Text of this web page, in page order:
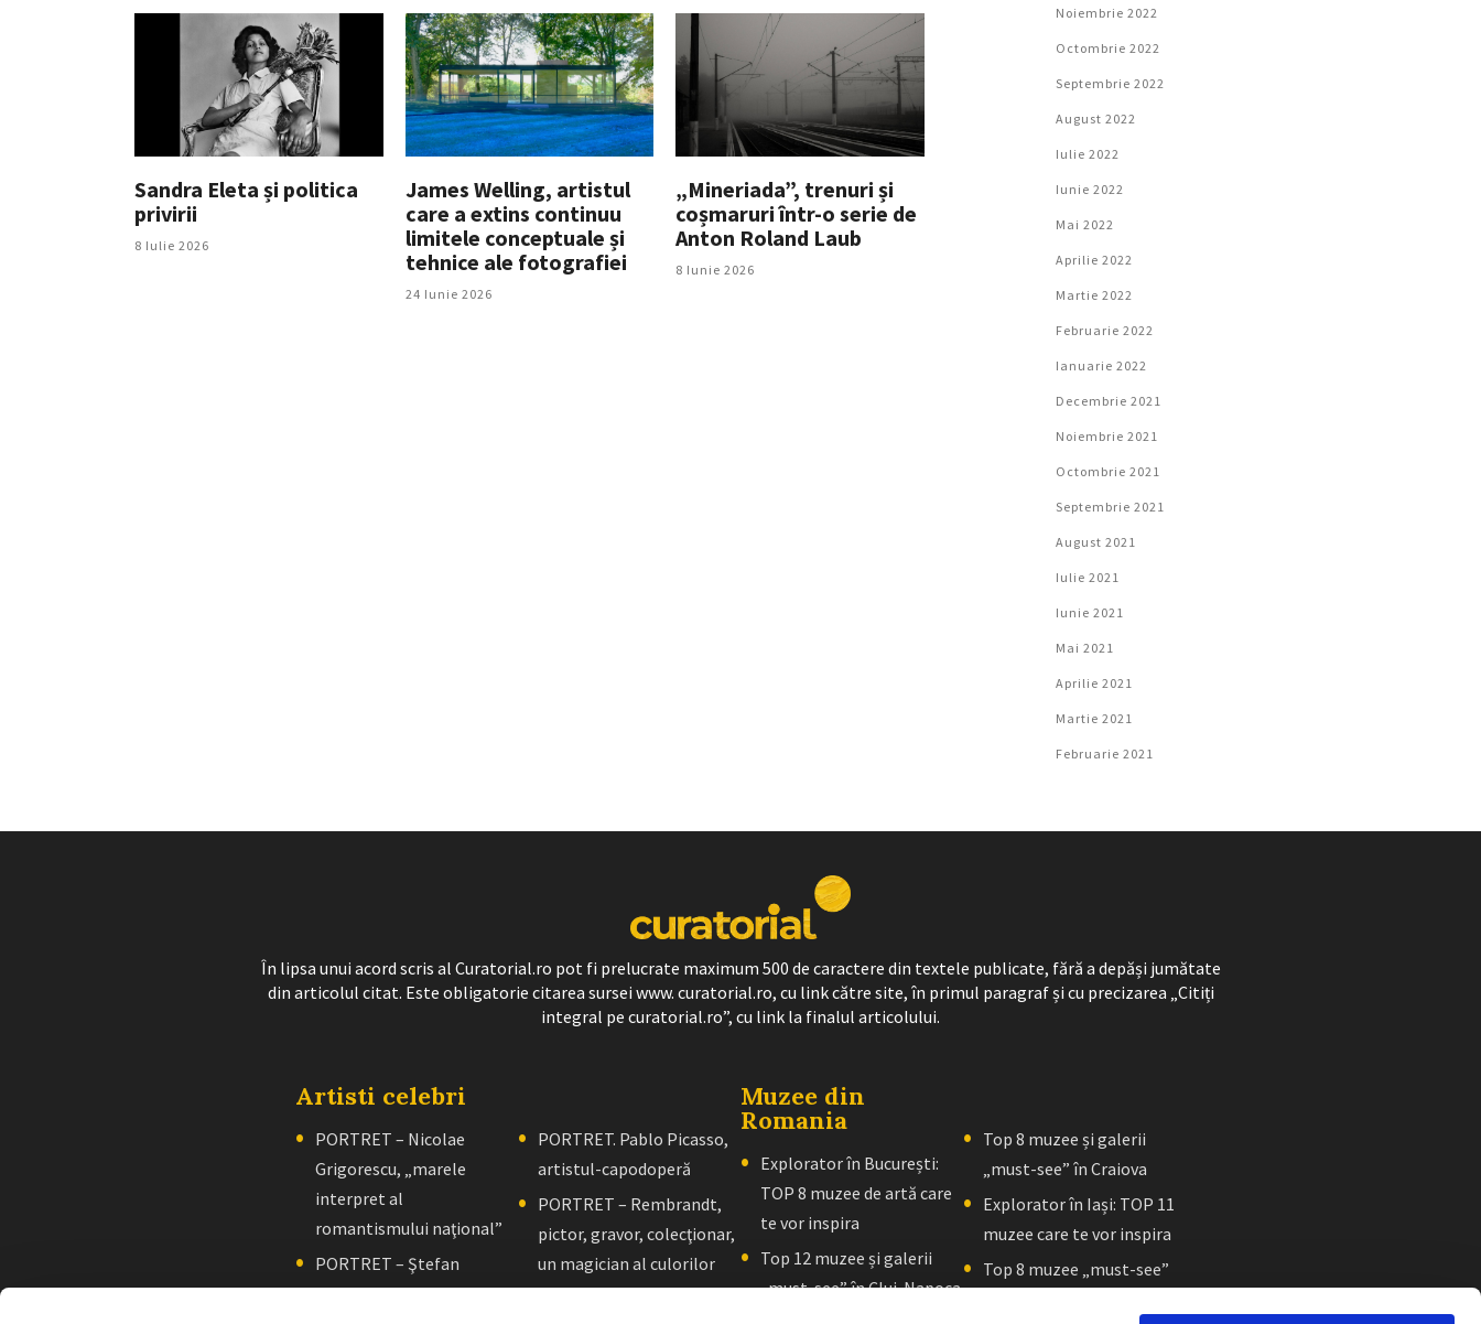
Sandra Eleta și politica
privirii
8 Iulie 2026
James Welling, artistul
care a extins continuu
limitele conceptuale și
tehnice ale fotografiei
24 Iunie 2026
„Mineriada”, trenuri și
coșmaruri într-o serie de
Anton Roland Laub
8 Iunie 2026
Noiembrie 2022
Octombrie 2022
Septembrie 2022
August 2022
Iulie 2022
Iunie 2022
Mai 2022
Aprilie 2022
Martie 2022
Februarie 2022
Ianuarie 2022
Decembrie 2021
Noiembrie 2021
Octombrie 2021
Septembrie 2021
August 2021
Iulie 2021
Iunie 2021
Mai 2021
Aprilie 2021
Martie 2021
Februarie 2021
În lipsa unui acord scris al Curatorial.ro pot fi prelucrate maximum 500 de caractere din textele publicate, fără a depăși jumătate
din articolul citat. Este obligatorie citarea sursei www. curatorial.ro, cu link către site, în primul paragraf și cu precizarea „Citiți
integral pe curatorial.ro”, cu link la finalul articolului.
Artisti celebri
PORTRET – Nicolae
Grigorescu, „marele
interpret al
romantismului naţional”
PORTRET – Ştefan
Luchian, „un zugrav”
PORTRET. Pablo Picasso,
artistul-capodoperă
PORTRET – Rembrandt,
pictor, gravor, colecţionar,
un magician al culorilor
Muzee din
Romania
Explorator în București:
TOP 8 muzee de artă care
te vor inspira
Top 12 muzee și galerii
„must-see” în Cluj-Napoca
Top 8 muzee și galerii
„must-see” în Craiova
Explorator în Iași: TOP 11
muzee care te vor inspira
Top 8 muzee „must-see”